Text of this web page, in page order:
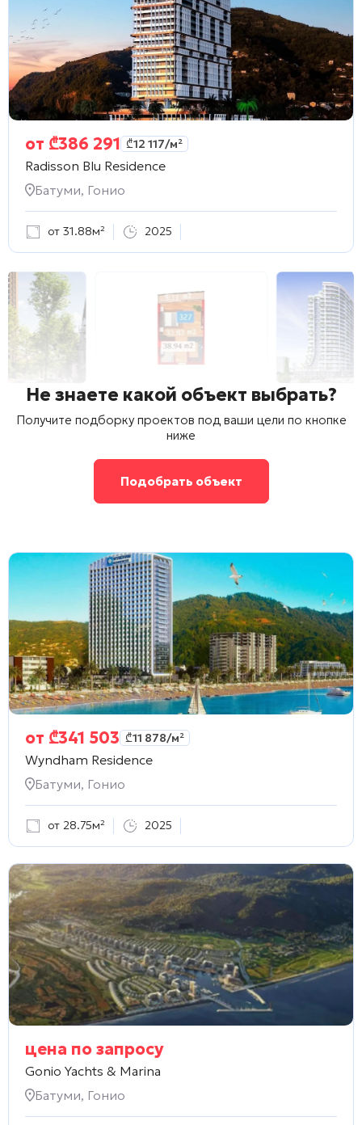
от ₾386 291 ₾12 117/м²
Radisson Blu Residence
Батуми, Гонио
от 31.88м² 2025
Не знаете какой объект выбрать?
Получите подборку проектов под ваши цели по кнопке
ниже
Подобрать объект
от ₾341 503 ₾11 878/м²
Wyndham Residence
Батуми, Гонио
от 28.75м² 2025
цена по запросу
Gonio Yachts & Marina
Батуми, Гонио